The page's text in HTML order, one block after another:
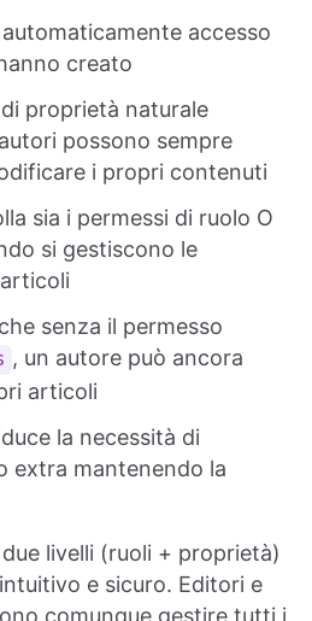
accesso
creato
proprietà naturale
possono sempre
i propri contenuti
sia i permessi di ruolo O
si gestiscono le
senza il permesso
, un autore può ancora
articoli
la necessità di
extra mantenendo la
livelli (ruoli + proprietà)
e sicuro. Editori e